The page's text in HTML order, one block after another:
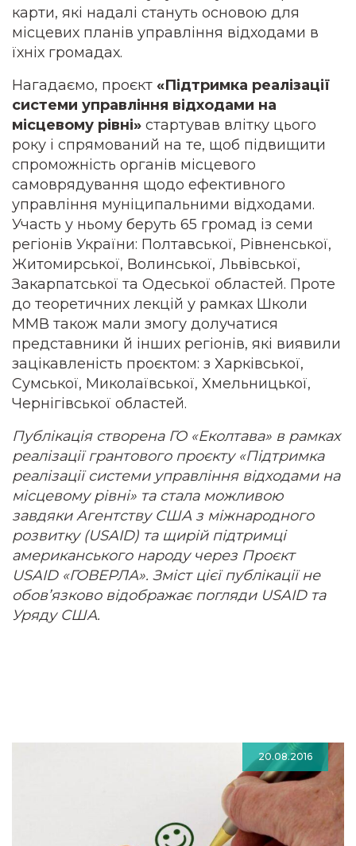
карти, які надалі стануть основою для
місцевих планів управління відходами в
їхніх громадах.
Нагадаємо, проєкт «Підтримка реалізації
системи управління відходами на
місцевому рівні» стартував влітку цього
року і спрямований на те, щоб підвищити
спроможність органів місцевого
самоврядування щодо ефективного
управління муніципальними відходами.
Участь у ньому беруть 65 громад із семи
регіонів України: Полтавської, Рівненської,
Житомирської, Волинської, Львівської,
Закарпатської та Одеської областей. Проте
до теоретичних лекцій у рамках Школи
ММВ також мали змогу долучатися
представники й інших регіонів, які виявили
зацікавленість проєктом: з Харківської,
Сумської, Миколаївської, Хмельницької,
Чернігівської областей.
Публікація створена ГО «Еколтава» в рамках
реалізації грантового проєкту «Підтримка
реалізації системи управління відходами на
місцевому рівні» та стала можливою
завдяки Агентству США з міжнародного
розвитку (USAID) та щирій підтримці
американського народу через Проєкт
USAID «ГОВЕРЛА». Зміст цієї публікації не
обов’язково відображає погляди USAID та
Уряду США.
20.08.2016